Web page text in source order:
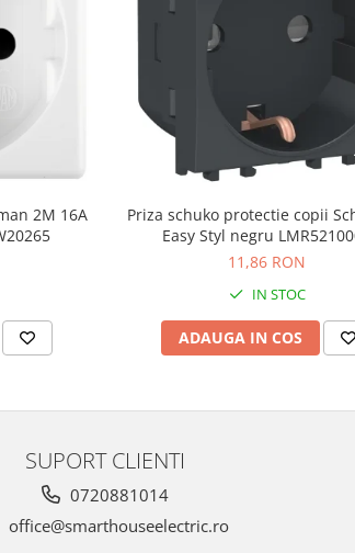
2M 16A
Priza schuko protectie copii
Easy Styl negru
11,86 RON
IN STOC
ADAUGA IN COS
SUPORT CLIENTI
0720881014
office@smarthouseelectric.ro